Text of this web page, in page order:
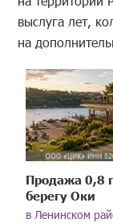
выслуга лет,
на
Продажа 0,8
берегу Оки
в Ленинском